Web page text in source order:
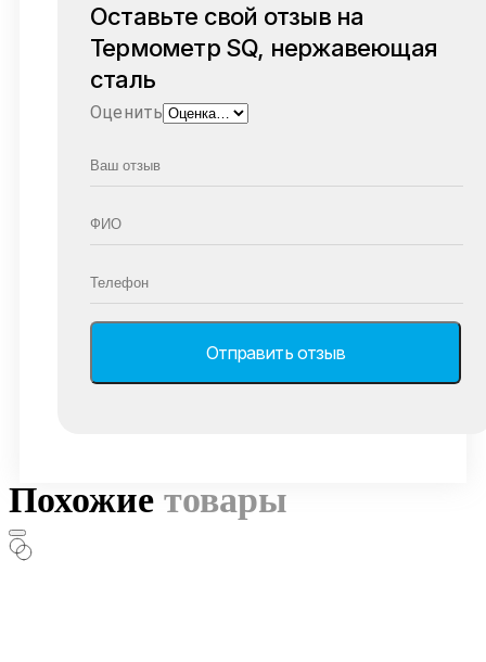
Оставьте свой отзыв на
Термометр SQ, нержавеющая
сталь
Оценить
Похожие товары